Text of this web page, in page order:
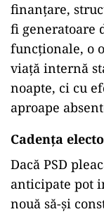
finanțare,
fi generatoare
funcționale, o
viață internă
noapte, ci cu
aproape
Cadența
Dacă PSD
anticipate pot
nouă să-și